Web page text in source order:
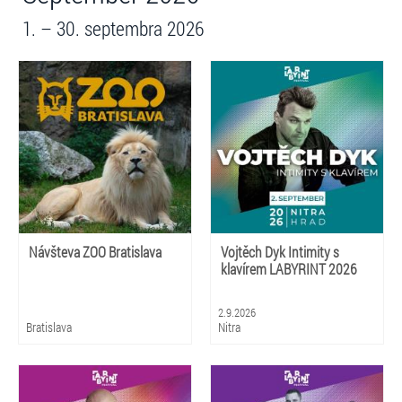
1. – 30. septembra 2026
Návšteva ZOO Bratislava
Bratislava
Vojtěch Dyk Intimity s
klavírem LABYRINT 2026
2.9.2026
Nitra